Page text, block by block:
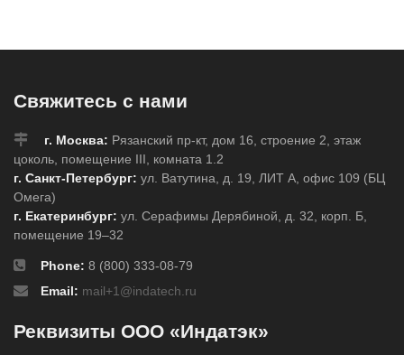
Свяжитесь с нами
г. Москва: Рязанский пр-кт, дом 16, строение 2, этаж
цоколь, помещение III, комната 1.2
г. Санкт-Петербург: ул. Ватутина, д. 19, ЛИТ А, офис 109 (БЦ
Омега)
г. Екатеринбург: ул. Серафимы Дерябиной, д. 32, корп. Б,
помещение 19–32
Phone: 8 (800) 333-08-79
Email: mail+1@indatech.ru
Реквизиты ООО «Индатэк»